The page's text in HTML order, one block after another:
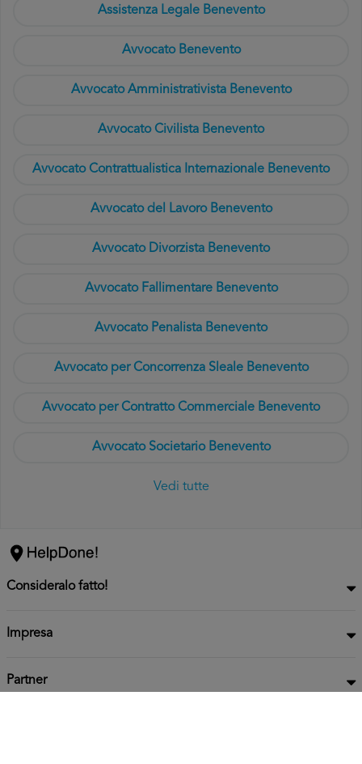
Assistenza Legale Benevento
Avvocato Benevento
Avvocato Amministrativista Benevento
Avvocato Civilista Benevento
Avvocato Contrattualistica Internazionale Benevento
Avvocato del Lavoro Benevento
Avvocato Divorzista Benevento
Avvocato Fallimentare Benevento
Avvocato Penalista Benevento
Avvocato per Concorrenza Sleale Benevento
Avvocato per Contratto Commerciale Benevento
Avvocato Societario Benevento
Vedi tutte
Consideralo fatto!
Impresa
Partner